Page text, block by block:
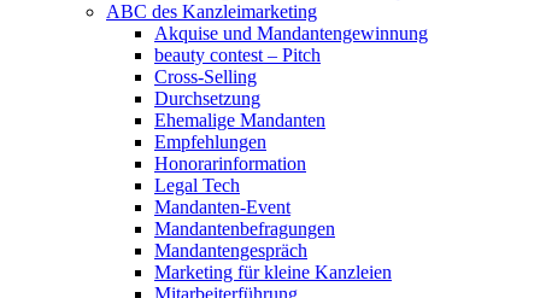
ABC des Kanzleimarketing
Akquise und Mandantengewinnung
beauty contest – Pitch
Cross-Selling
Durchsetzung
Ehemalige Mandanten
Empfehlungen
Honorarinformation
Legal Tech
Mandanten-Event
Mandantenbefragungen
Mandantengespräch
Marketing für kleine Kanzleien
Mitarbeiterführung